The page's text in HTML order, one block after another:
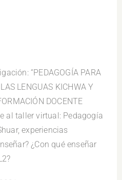
“PEDAGOGÍA PARA
LENGUAS KICHWA Y
DOCENTE
al taller virtual: Pedagogía
experiencias
¿Con qué enseñar